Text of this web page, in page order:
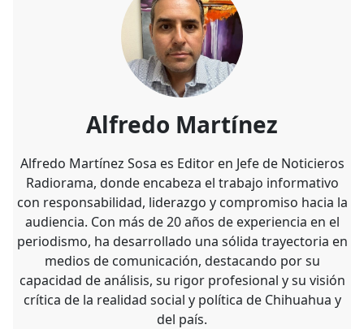
Alfredo Martínez
Alfredo Martínez Sosa es Editor en Jefe de Noticieros
Radiorama, donde encabeza el trabajo informativo
con responsabilidad, liderazgo y compromiso hacia la
audiencia. Con más de 20 años de experiencia en el
periodismo, ha desarrollado una sólida trayectoria en
medios de comunicación, destacando por su
capacidad de análisis, su rigor profesional y su visión
crítica de la realidad social y política de Chihuahua y
del país.